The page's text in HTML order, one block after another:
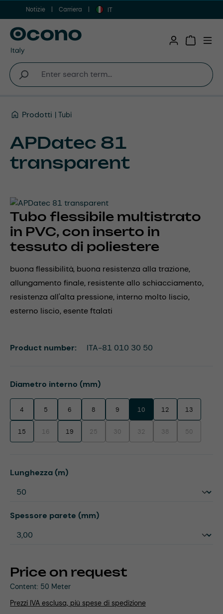
Vai al contenuto principale
Notizie Carriera IT
Prodotti Tubi
APDatec 81
transparent
Tubo flessibile multistrato
in PVC, con inserto in
tessuto di poliestere
buona flessibilità, buona resistenza alla trazione,
allungamento finale, resistente allo schiacciamento,
resistenza all'alta pressione, interno molto liscio,
esterno liscio, esente ftalati
Price on request
Content: 50 Meter
Prezzi IVA esclusa, più spese di spedizione
Select
Diametro interno (mm)
4 5 6 8 9 10 12 13
15 16(This option is currently unavailable.)
19 25(This option is currently unavailable.)
30(This option is currently unavailable.)
32(This option is currently
38(This option is
50(This option
Select
Lunghezza (m)
Select
Spessore parete (mm)
Product number: ITA-81 010 30 50